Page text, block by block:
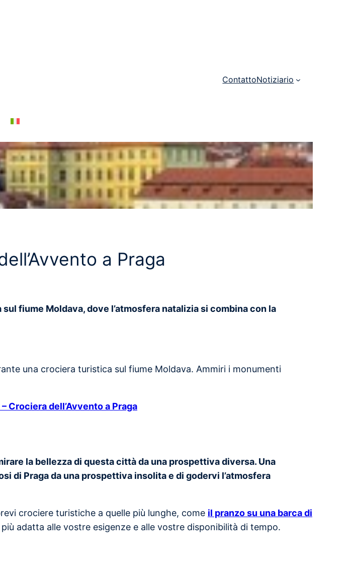
ContattoNotiziario
a Praga
fiume Moldava, dove l’atmosfera natalizia si combina con la
una crociera turistica sul fiume Moldava. Ammiri i monumenti
Crociera dell’Avvento a Praga
la bellezza di questa città da una prospettiva diversa. Una
di Praga da una prospettiva insolita e di godervi l’atmosfera
crociere turistiche a quelle più lunghe, come il pranzo su una barca di
adatta alle vostre esigenze e alle vostre disponibilità di tempo.